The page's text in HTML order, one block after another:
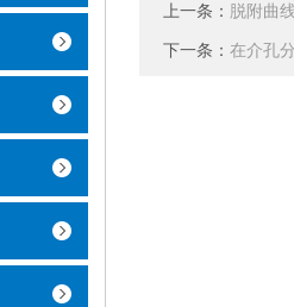
上一条： 脱附曲
下一条： 在介孔